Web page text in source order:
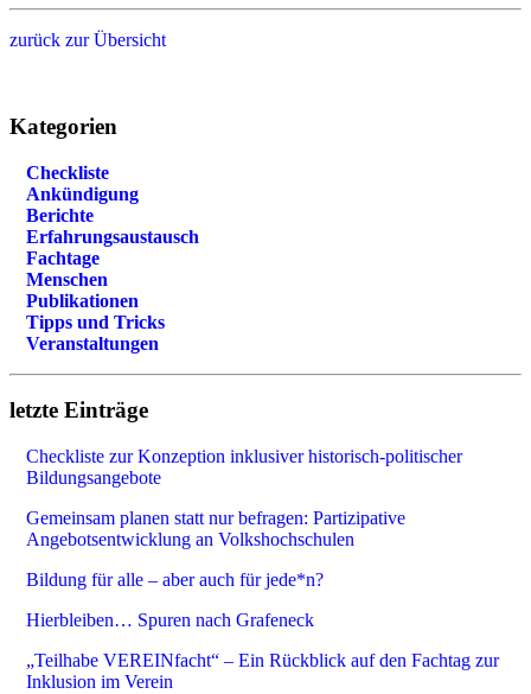
zurück zur Übersicht
Kategorien
Checkliste
Ankündigung
Berichte
Erfahrungsaustausch
Fachtage
Menschen
Publikationen
Tipps und Tricks
Veranstaltungen
letzte Einträge
Checkliste zur Konzeption inklusiver historisch-politischer
Bildungsangebote
Gemeinsam planen statt nur befragen: Partizipative
Angebotsentwicklung an Volkshochschulen
Bildung für alle – aber auch für jede*n?
Hierbleiben… Spuren nach Grafeneck
„Teilhabe VEREINfacht“ – Ein Rückblick auf den Fachtag zur
Inklusion im Verein